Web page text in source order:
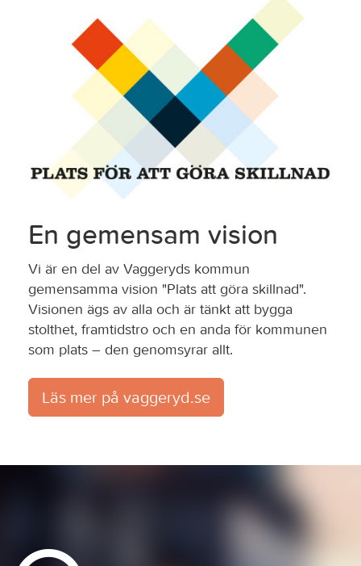
En gemensam vision
Vi är en del av Vaggeryds kommun
gemensamma vision "Plats att göra skillnad".
Visionen ägs av alla och är tänkt att bygga
stolthet, framtidstro och en anda för kommunen
som plats – den genomsyrar allt.
Läs mer på vaggeryd.se